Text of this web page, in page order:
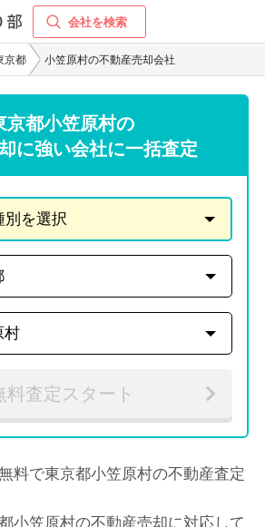
会社を検索
京都 小笠原村の不動産売却会社
京都小笠原村の
に強い会社に一括査定
料査定スタート
料で東京都小笠原村の不動産査定
小笠原村の不動産売却に対応して